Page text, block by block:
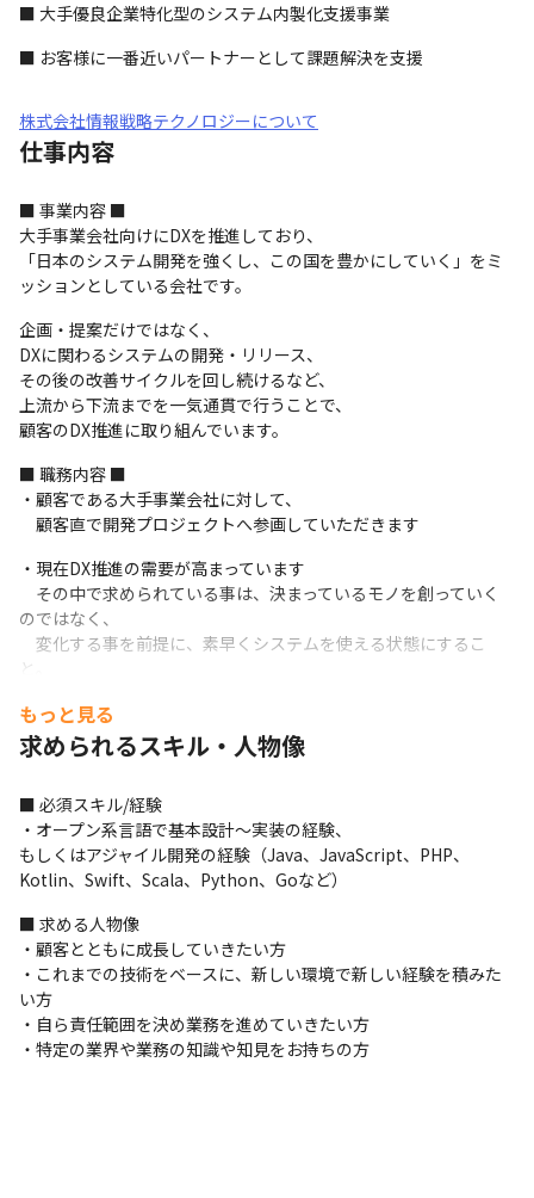
■ 大手優良企業特化型のシステム内製化支援事業
■ お客様に一番近いパートナーとして課題解決を支援
株式会社情報戦略テクノロジーについて
仕事内容
■ 事業内容 ■
大手事業会社向けにDXを推進しており、
「日本のシステム開発を強くし、この国を豊かにしていく」をミ
ッションとしている会社です。
企画・提案だけではなく、
DXに関わるシステムの開発・リリース、
その後の改善サイクルを回し続けるなど、
上流から下流までを一気通貫で行うことで、
顧客のDX推進に取り組んでいます。
■ 職務内容 ■
・顧客である大手事業会社に対して、
顧客直で開発プロジェクトへ参画していただきます
・現在DX推進の需要が高まっています
その中で求められている事は、決まっているモノを創っていく
のではなく、
変化する事を前提に、素早くシステムを使える状態にするこ
と。
ードを活用することもできます。
■ ポジションの魅力 ■
顧客によっては、ユーザー数が数十万～数百万人であることも
あり、
インパクトの大きいサービスを、顧客と一緒に育てていく充実
感を持てます。
・お客様と直接コミュニケーションをとれ、リクエストを形にし
使われるモノが創れる。
課題抽出・問題提起などコンサル領域に徐々に広げていくこと
が可能です。
トレンドの手法のアジャイル・スクラム開発に関わることがで
きます。
もっと見る
求められるスキル・人物像
■ 必須スキル/経験
・オープン系言語で基本設計～実装の経験、
もしくはアジャイル開発の経験（Java、JavaScript、PHP、
Kotlin、Swift、Scala、Python、Goなど）
■ 求める人物像
・顧客とともに成長していきたい方
・これまでの技術をベースに、新しい環境で新しい経験を積みた
い方
・自ら責任範囲を決め業務を進めていきたい方
・特定の業界や業務の知識や知見をお持ちの方